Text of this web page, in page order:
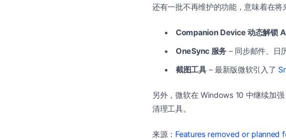
还有一批不再维护的功能，意味着在将
Companion Device 动态解锁
OneSync 服务 – 同步邮件、日
截图工具– 最新版微软引入了
另外，微软在 Windows 10 中继续加
清理工具。
来源： Features removed or planned